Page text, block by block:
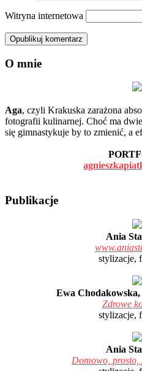
Witryna internetowa
O mnie
Aga, czyli Krakuska zarażona
fotografii kulinarnej. Choć ma
się gimnastykuje by to zmienić, a
Publikacje
Ania
stylizacje,
Ewa
Zdrowe
stylizacje,
Ania
Domowo, prosto,